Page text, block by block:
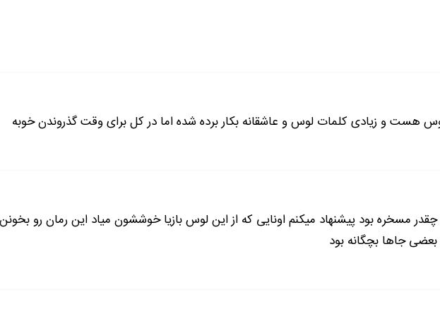
کنه!
:-خب دیگه خوش گذشت !...
دم در بده! .
لای در و گفت:- راستی خیلی بهت میاد!
هست و زیادی کلمات لوس و عاشقانه بکار برده شده اما در کل برای وقت گذروندن خوبه
مسخره بود پیشنهاد میکنم اونایی که از این لوس بازیا خوششون میاد این رمان رو
بعضی جاها بچگانه بود